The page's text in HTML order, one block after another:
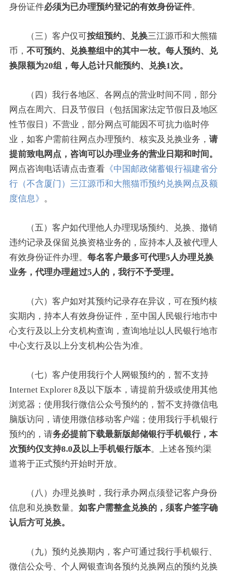
身份证件必须为已办理预约登记的有效身份证件。
（三）客户仅可按组预约、兑换三江源币和大熊猫
币， 不可预约、兑换整组中的其中一枚。每人预约、兑
换限额为20组，每人总计只能预约、兑换1次。
（四）我行各地区、各网点的营业时间不同，部分
网点在周六、日及节假日（包括国家法定节假日及地区
性节假日）不营业，部分网点可能因不可抗力临时停
业，如客户需前往网点办理预约、核实及兑换业务， 请
提前致电网点，咨询可以办理业务的营业日期和时间。
网点咨询电话请点击查看《中国邮政储蓄银行福建省分
行（不含厦门）三江源币和大熊猫币预约兑换网点及额
度信息》 。
（五）客户如代理他人办理现场预约、兑换、撤销
违约记录及保留兑换资格业务的，应持本人及被代理人
有效身份证件办理。 每名客户最多可代理5人办理兑换
业务，代理办理超过5人的，我行不予受理。
（六）客户如对其预约记录存在异议，可在预约核
实期内，持本人有效身份证件，至中国人民银行地市中
心支行及以上分支机构查询，查询地址以人民银行地市
中心支行及以上分支机构公告为准。
（七）客户使用我行个人网银预约的，暂不支持
Internet Explorer 8及以下版本，请提前升级或使用其他
浏览器；使用我行微信公众号预约的，暂不支持微信电
脑版访问，请使用微信移动客户端；使用我行手机银行
预约的，请务必提前下载最新版邮储银行手机银行，本
次预约仅支持8.0及以上手机银行版本。上述各预约渠
道将于正式预约开始时开放。
（八）办理兑换时，我行承办网点须登记客户身份
信息和兑换数量。 如客户需整盒兑换的，须客户签字确
认后方可兑换。
（九）预约兑换期内，客户可通过我行手机银行、
微信公众号、个人网银查询各预约兑换网点的预约兑换